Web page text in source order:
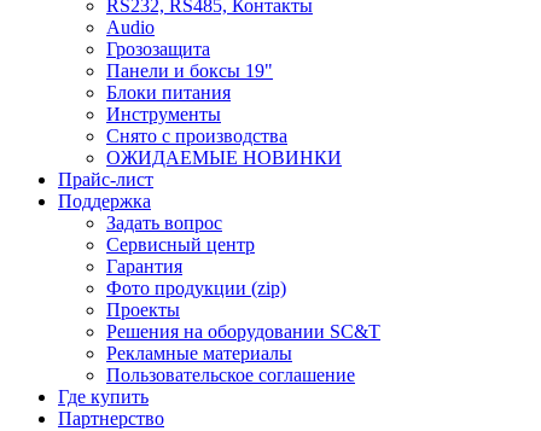
RS232, RS485, Контакты
Audio
Грозозащита
Панели и боксы 19"
Блоки питания
Инструменты
Снято с производства
ОЖИДАЕМЫЕ НОВИНКИ
Прайс-лист
Поддержка
Задать вопрос
Сервисный центр
Гарантия
Фото продукции (zip)
Проекты
Решения на оборудовании SC&T
Рекламные материалы
Пользовательское соглашение
Где купить
Партнерство